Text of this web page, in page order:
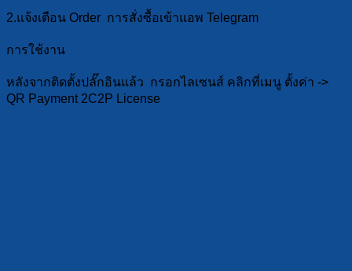
2.แจ้งเตือน Order การสั่งซื้อเข้าแอพ Telegram
การใช้งาน
หลังจากติดตั้งปลั๊กอินแล้ว กรอกไลเซนส์ คลิกที่เมนู ตั้งค่า ->
QR Payment 2C2P License